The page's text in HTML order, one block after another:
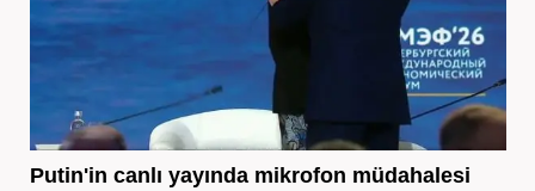
Putin'in canlı yayında mikrofon müdahalesi